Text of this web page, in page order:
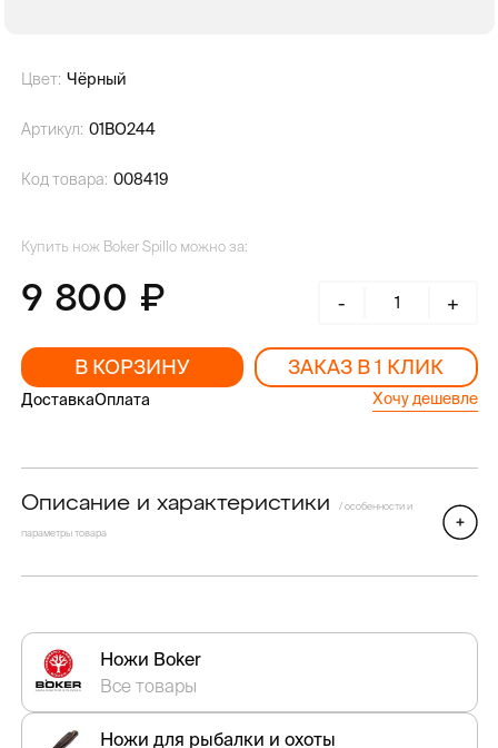
Цвет: Чёрный
Артикул: 01BO244
Код товара: 008419
Купить нож Boker Spillo можно за:
9 800 - +
В КОРЗИНУ ЗАКАЗ В 1 КЛИК
ДоставкаОплата Хочу дешевле
Описание и характеристики / особенности и
параметры товара
Ножи Boker
Все товары
Ножи для рыбалки и охоты